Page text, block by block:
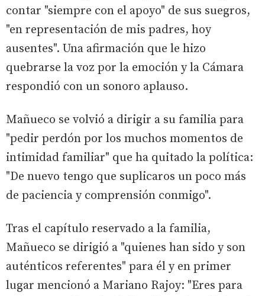
contar "siempre con el apoyo" de sus suegros,
"en representación de mis padres, hoy
ausentes". Una afirmación que le hizo
quebrarse la voz por la emoción y la Cámara
respondió con un sonoro aplauso.
Mañueco se volvió a dirigir a su familia para
"pedir perdón por los muchos momentos de
intimidad familiar" que ha quitado la política:
"De nuevo tengo que suplicaros un poco más
de paciencia y comprensión conmigo".
Tras el capítulo reservado a la familia,
Mañueco se dirigió a "quienes han sido y son
auténticos referentes" para él y en primer
lugar mencionó a Mariano Rajoy: "Eres para